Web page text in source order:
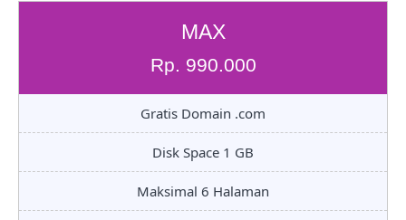
MAX
Rp. 990.000
Gratis Domain .com
Disk Space 1 GB
Maksimal 6 Halaman